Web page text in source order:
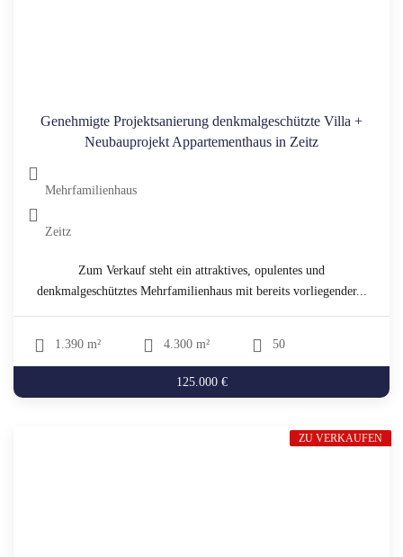
Genehmigte Projektsanierung denkmalgeschützte Villa +
Neubauprojekt Appartementhaus in Zeitz
Mehrfamilienhaus
Zeitz
Zum Verkauf steht ein attraktives, opulentes und
denkmalgeschütztes Mehrfamilienhaus mit bereits vorliegender...
1.390 m² 4.300 m² 50
125.000 €
ZU VERKAUFEN